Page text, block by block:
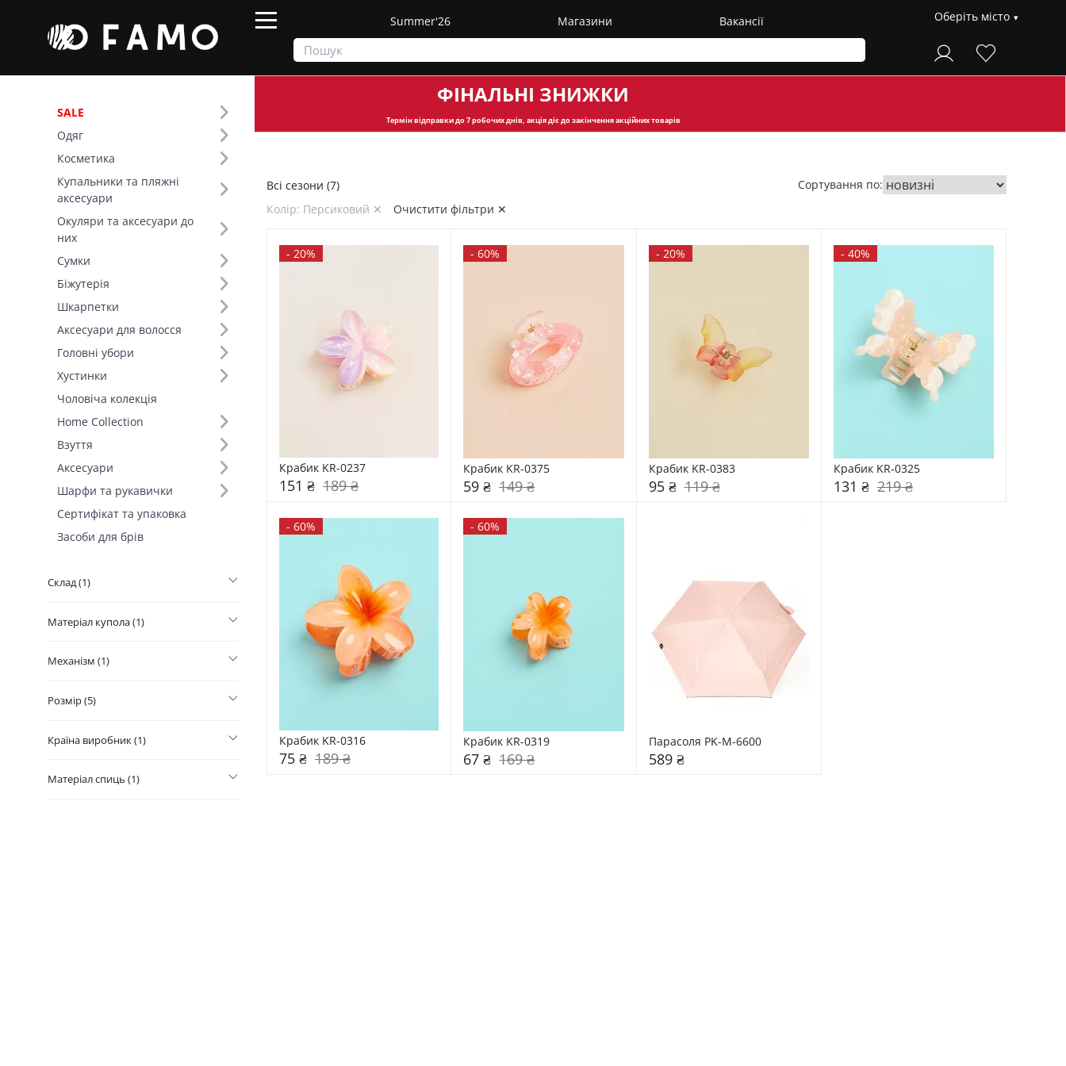
Summer'26 Магазини Вакансії Оберіть місто
SALE
Одяг
Косметика
Купальники та пляжні
аксесуари
Окуляри та аксесуари до
них
Сумки
Біжутерія
Шкарпетки
Аксесуари для волосся
Головні убори
Хустинки
Чоловіча колекція
Home Collection
Взуття
Аксесуари
Шарфи та рукавички
Сертифікат та упаковка
Засоби для брів
ФІНАЛЬНІ ЗНИЖКИ
Термін відправкидо 7 робочих днів, акція діє до закінчення акційних товарів
Фільтр
Ціна
SALE
Сезон (1)
Основний колір (2)
Колір (495)
Ручка (1)
Наявність чохла (1)
Тип зонта (1)
Склад (1)
Матеріал купола (1)
Механізм (1)
Розмір (5)
Країна виробник (1)
Матеріал спиць (1)
Всі сезони (7)
Колір: Персиковий ✕
Очистити фільтри ✕
Сортування по:
- 20%
Крабик KR-0237
151 ₴ 189 ₴
-60%
Крабик KR-0375
59 ₴ 149 ₴
- 20%
Крабик KR-0383
95 ₴ 119 ₴
- 40%
Крабик KR-0325
131 ₴ 219 ₴
- 60%
Крабик KR-0316
75 ₴ 189 ₴
-60%
Крабик KR-0319
67 ₴ 169 ₴
Парасоля PK-M-6600
589 ₴